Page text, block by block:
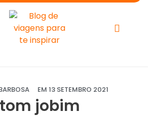
EM 13 SETEMBRO 2021
tom jobim